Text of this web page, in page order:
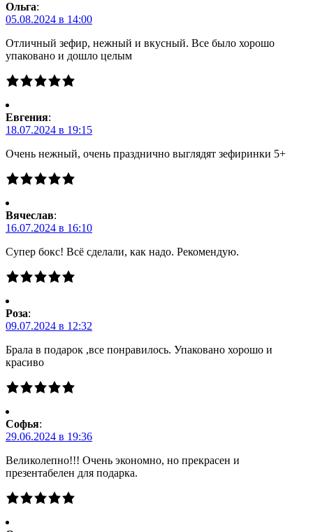
Ольга:
05.08.2024 в 14:00
Отличный зефир, нежный и вкусный. Все было хорошо
упаковано и дошло целым
Евгения:
18.07.2024 в 19:15
Очень нежный, очень празднично выглядят зефиринки 5+
Вячеслав:
16.07.2024 в 16:10
Супер бокс! Всё сделали, как надо. Рекомендую.
Роза:
09.07.2024 в 12:32
Брала в подарок ,все понравилось. Упаковано хорошо и
красиво
Софья:
29.06.2024 в 19:36
Великолепно!!! Очень экономно, но прекрасен и
презентабелен для подарка.